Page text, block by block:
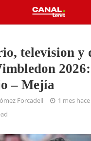
television y
2026:
– Mejía
Forcadell
1 mes hace